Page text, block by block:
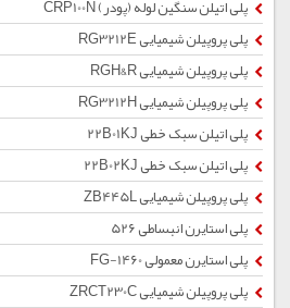
پلی اتیلن سنگین لوله (پودر) CRP100N
پلی پروپیلن شیمیایی RG3212E
پلی پروپیلن شیمیایی RGH&R
پلی پروپیلن شیمیایی RG3212H
پلی اتیلن سبک خطی 22B01KJ
پلی اتیلن سبک خطی 22B02KJ
پلی پروپیلن شیمیایی ZB445L
پلی استایرن انبساطی 526
پلی استایرن معمولی 1460-FG
پلی پروپیلن شیمیایی ZRCT230C